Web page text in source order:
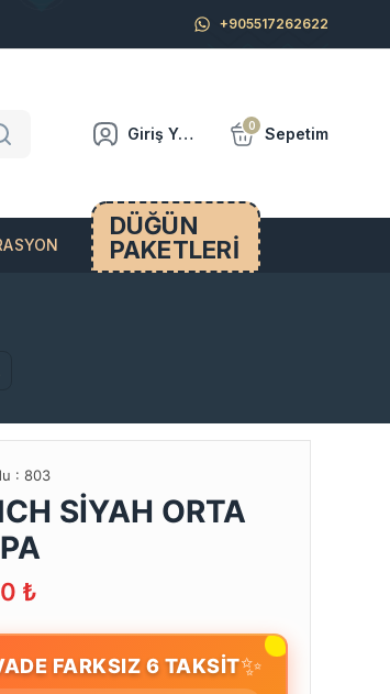
+905517262622
Giriş Yap 0 Sepetim
DÜĞÜN
PAKETLERİ
: 803
SİYAH ORTA
₺
FARKSIZ 6 TAKSİT✨